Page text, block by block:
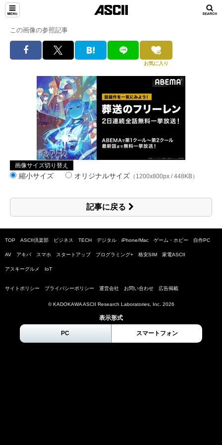
この画像の参照記事
お気に入り
画像サイズ切り替え
縮小サイズ オリジナルサイズ （1200x800px / 448KB）
記事に戻る
TOP ASCII倶楽部 ビジネス TECH デジタル iPhone/Mac ゲーム・ホビー 自作PC
AV アキバ スマホ スタートアップ プログラミング+ 格安SIM 家電ASCII
アスキーグルメ IoT
サイトポリシー プライバシーポリシー 運営会社 お問い合わせ 広告掲載
© KADOKAWA ASCII Research Laboratories, Inc. 2026
表示形式
PC スマートフォン